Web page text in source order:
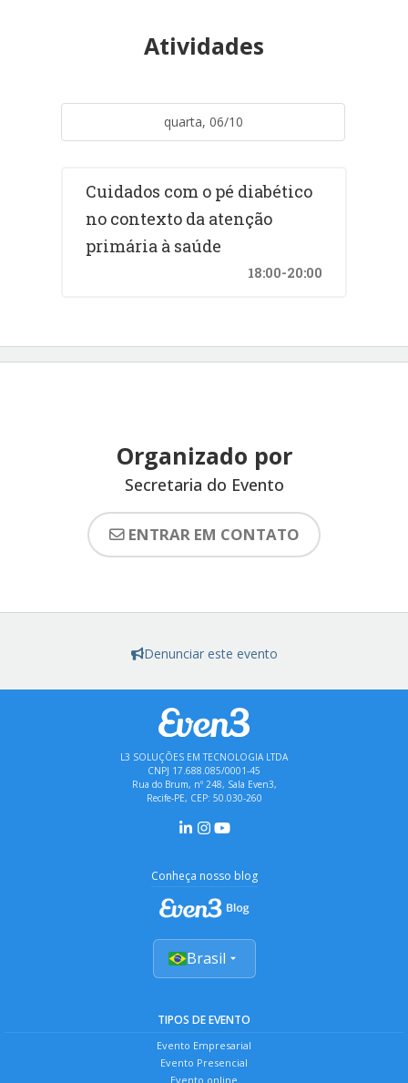
Atividades
quarta, 06/10
Cuidados com o pé diabético
no contexto da atenção
primária à saúde
18:00-20:00
Organizado por
Secretaria do Evento
ENTRAR EM CONTATO
Denunciar este evento
L3 SOLUÇÕES EM TECNOLOGIA LTDA
CNPJ 17.688.085/0001-45
Rua do Brum, nº 248, Sala Even3,
Recife-PE, CEP: 50.030-260
Conheça nosso blog
Brasil
TIPOS DE EVENTO
Evento Empresarial
Evento Presencial
Evento online